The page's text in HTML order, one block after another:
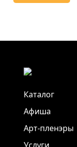
Каталог
Афиша
Арт-пленэры